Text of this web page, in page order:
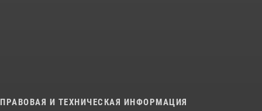
ПРАВОВАЯ И ТЕХНИЧЕСКАЯ ИНФОРМАЦИЯ